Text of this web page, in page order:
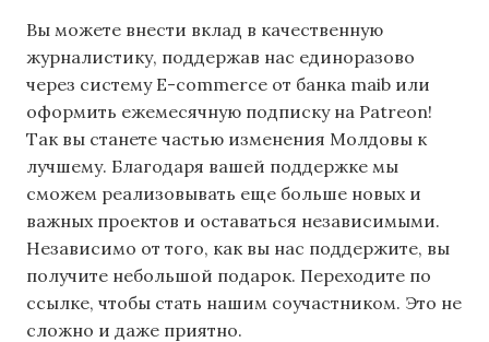
Вы можете внести вклад в качественную
журналистику, поддержав нас единоразово
через систему E-commerce от банка maib или
оформить ежемесячную подписку на Patreon!
Так вы станете частью изменения Молдовы к
лучшему. Благодаря вашей поддержке мы
сможем реализовывать еще больше новых и
важных проектов и оставаться независимыми.
Независимо от того, как вы нас поддержите, вы
получите небольшой подарок. Переходите по
ссылке, чтобы стать нашим соучастником. Это не
сложно и даже приятно.